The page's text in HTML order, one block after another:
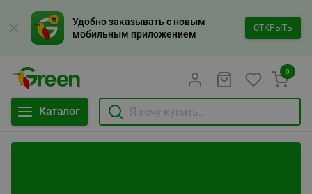
Удобно заказывать с новым
мобильным приложением
ОТКРЫТЬ
Каталог
0